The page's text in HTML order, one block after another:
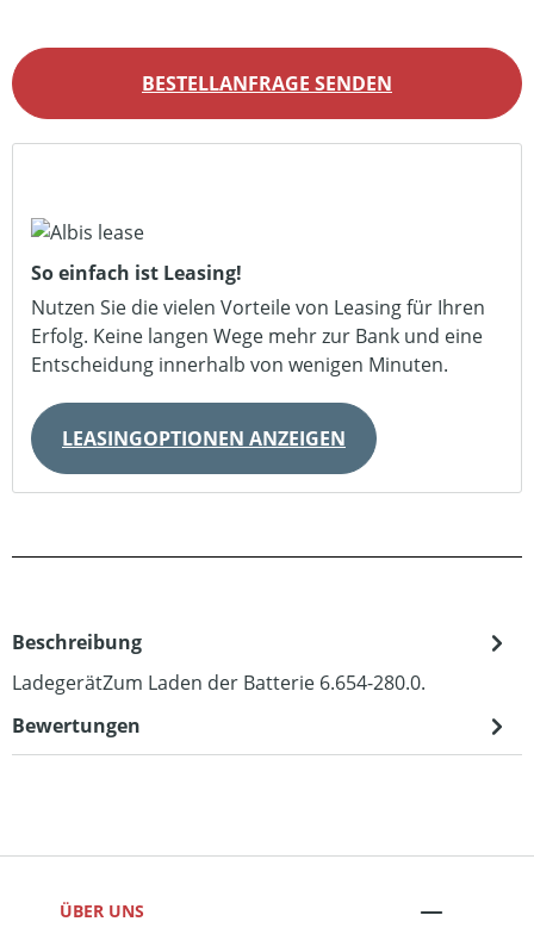
BESTELLANFRAGE SENDEN
So einfach ist Leasing!
Nutzen Sie die vielen Vorteile von Leasing für Ihren
Erfolg. Keine langen Wege mehr zur Bank und eine
Entscheidung innerhalb von wenigen Minuten.
LEASINGOPTIONEN ANZEIGEN
Beschreibung
LadegerätZum Laden der Batterie 6.654-280.0.
Bewertungen
ÜBER UNS